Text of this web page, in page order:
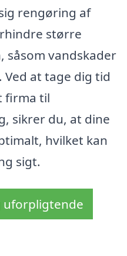
rengøring af
større
såsom vandskader
at tage dig tid
firma til
sikrer du, at dine
hvilket kan
sigt.
uforpligtende